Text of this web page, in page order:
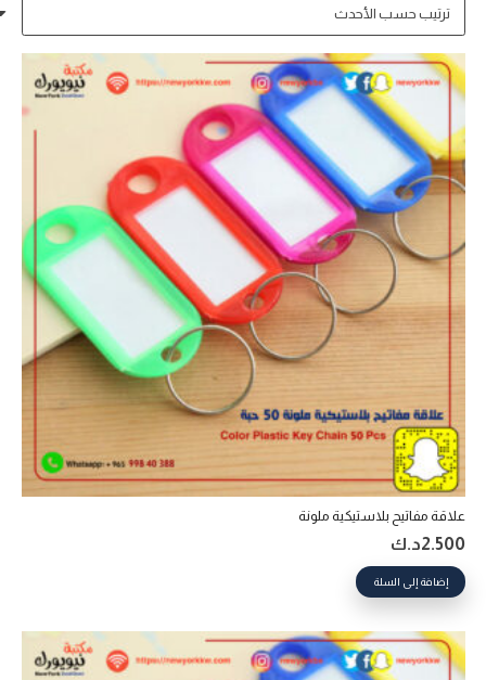
علاقة مفاتيح بلاستيكية ملونة
2.500د.ك
إضافة إلى السلة